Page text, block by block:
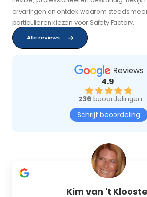
ervaringen en ontdek waarom steeds
particulieren kiezen voor Safety Factory.
Alle reviews
Reviews
4.9
236beoordelingen
Schrijf beoordeling
Kim van 't